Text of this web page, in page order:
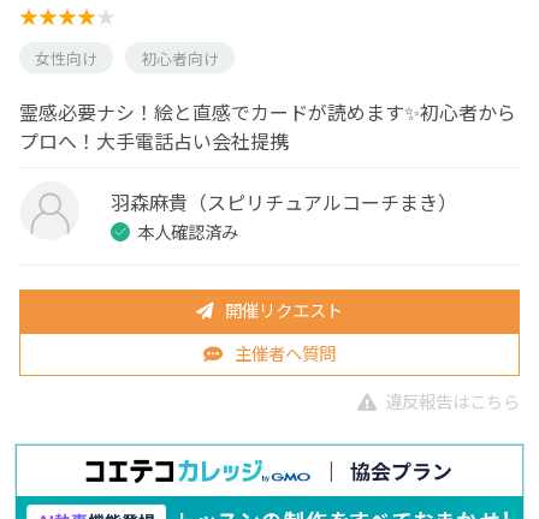
女性向け 初心者向け
霊感必要ナシ！絵と直感でカードが読めます✨初心者から
プロへ！大手電話占い会社提携
羽森麻貴（スピリチュアルコーチまき）
本人確認済み
開催リクエスト
主催者へ質問
違反報告はこちら